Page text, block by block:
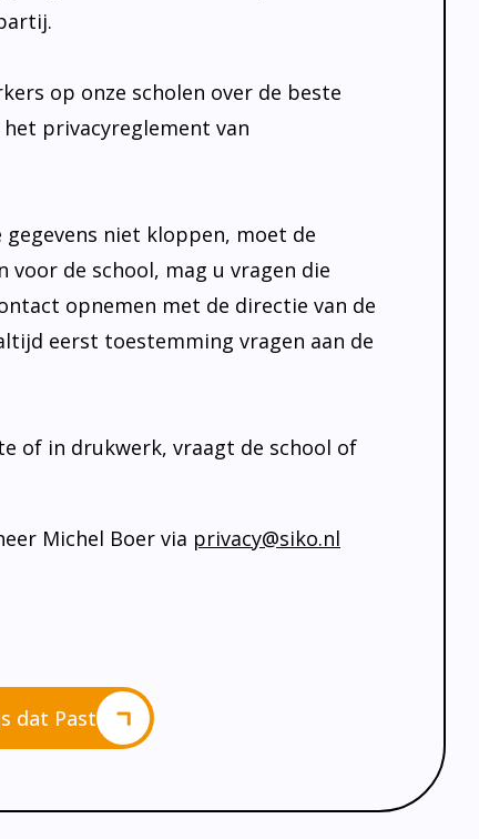
op onze scholen over de beste
privacyreglement van
niet kloppen, moet de
de school, mag u vragen die
opnemen met de directie van de
eerst toestemming vragen aan de
of in drukwerk, vraagt de school of
Michel Boer via privacy@siko.nl
dat Past